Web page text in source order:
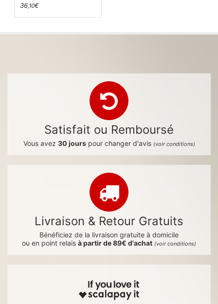
36,10€
Satisfait ou Remboursé
Vous avez 30 jourspour changer d'avis (voir conditions)
Livraison & Retour Gratuits
Bénéficiez de la livraison gratuite à domicile
ou en point relais à partir de 89€ d'achat (voir conditions)